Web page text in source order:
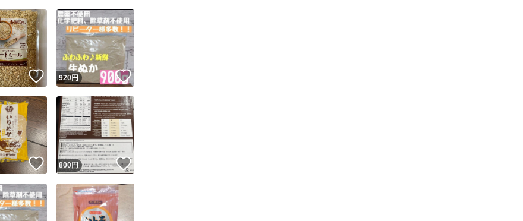
いいね！
920円 いいね！
いいね！
800円